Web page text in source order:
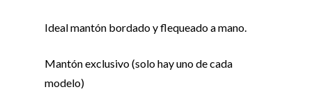
Ideal mantón bordado y flequeado a mano.
Mantón exclusivo (solo hay uno de cada
modelo)